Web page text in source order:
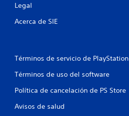
Legal
Acerca de SIE
Términos de servicio de PlayStation
Términos de uso del software
Política de cancelación de PS Store
Avisos de salud